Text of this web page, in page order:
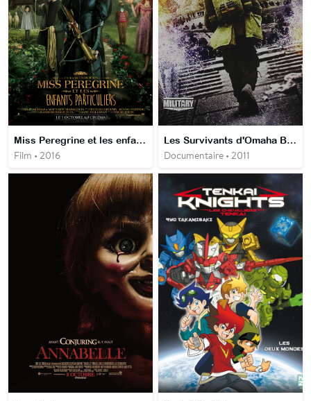
Miss Peregrine et les enfants particuliers
Film • 2016
Les Survivants d'Omaha Beach
Documentaire • 2011